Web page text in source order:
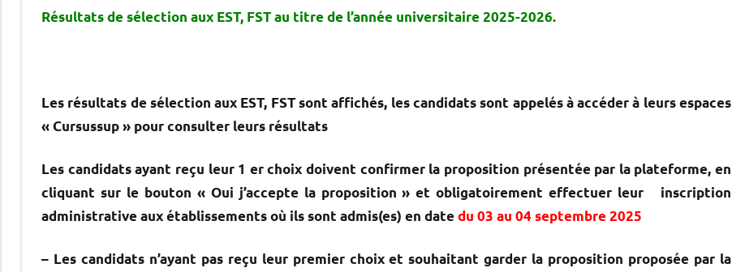
Résultats de sélection aux EST, FST au titre de l’année universitaire 2025-2026.
Les résultats de sélection aux EST, FST sont affichés, les candidats sont appelés à accéder à leurs espaces
« Cursussup » pour consulter leurs résultats
Les candidats ayant reçu leur 1 er choix doivent confirmer la proposition présentée par la plateforme, en
cliquant sur le bouton « Oui j’accepte la proposition » et obligatoirement effectuer leur inscription
administrative aux établissements où ils sont admis(es) en datedu 03 au 04 septembre 2025
– Les candidats n’ayant pas reçu leur premier choix et souhaitant garder la proposition proposée par la